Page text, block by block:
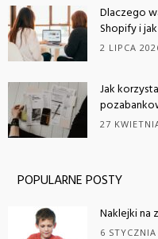
Dlaczego
Shopify i
2 LIPCA
Jak
27
POPULARNE POSTY
Naklejki na
6